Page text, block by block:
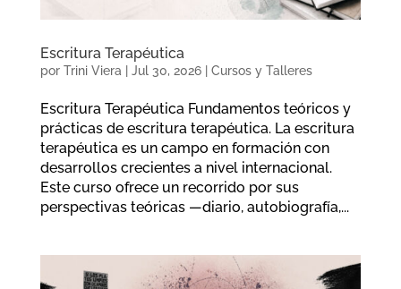
Escritura Terapéutica
por Trini Viera| Jul 30, 2026| Cursos y Talleres
Escritura Terapéutica Fundamentos teóricos y
prácticas de escritura terapéutica. La escritura
terapéutica es un campo en formación con
desarrollos crecientes a nivel internacional.
Este curso ofrece un recorrido por sus
perspectivas teóricas —diario, autobiografía,...